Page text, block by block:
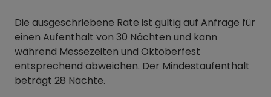
Die ausgeschriebene Rate ist gültig auf Anfrage für
einen Aufenthalt von 30 Nächten und kann
während Messezeiten und Oktoberfest
entsprechend abweichen. Der Mindestaufenthalt
beträgt 28 Nächte.